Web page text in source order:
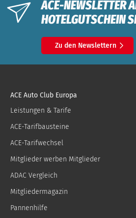
ACE-NEWSLETTER
HOTELGUTSCHEIN
Zu den Newslettern
ACE Auto Club Europa
Leistungen & Tarife
ACE-Tarifbausteine
ACE-Tarifwechsel
Mitglieder werben Mitglieder
ADAC Vergleich
Mitgliedermagazin
Pannenhilfe